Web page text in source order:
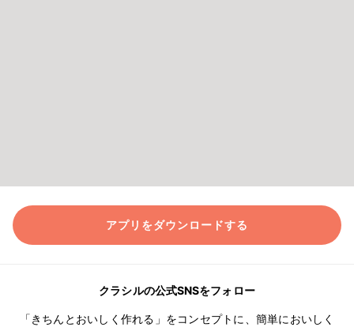
アプリをダウンロードする
クラシルの公式SNSをフォロー
「きちんとおいしく作れる」をコンセプトに、簡単においしく